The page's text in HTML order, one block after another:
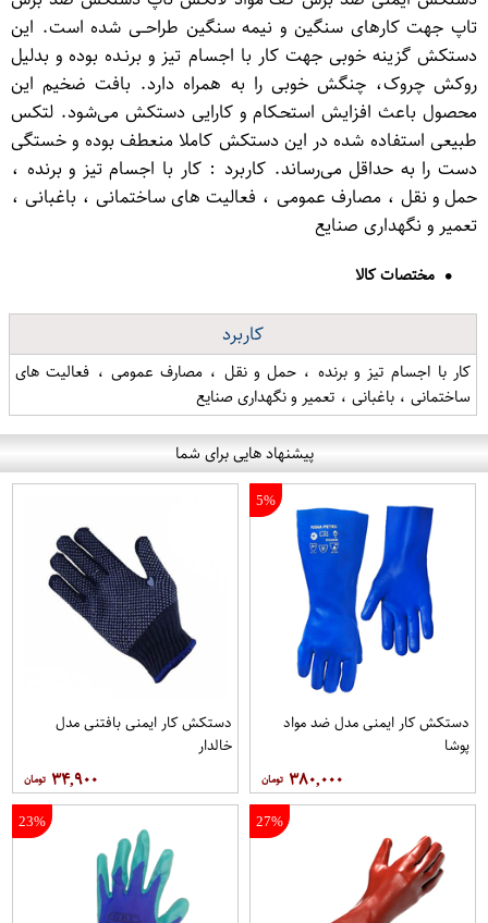
تاپ‌ جهت کارهای سنگین و نیمه سنگین طراحــی شده است. این
دستکش گزینه خوبی جهت کار با اجسام تیز و برنـده بوده و بدلیل
روکش چروک، چنگش خوبی را به همراه دارد. بافت ضخیم این
محصول باعث افزایش استحـکام و کارایی دستکش می‌شود. لتکس
طبیعی استفاده شده در این دستکش کاملا منعطف بوده و خستگی
دست را به حداقل می‌رساند. کاربرد : کار با اجسام تیز و برنده ،
حمل و نقل ، مصارف عمومی ، فعالیت های ساختمانی ، باغبانی ،
تعمیر و نگهداری صنایع
مختصات کالا
کاربرد
کار با اجسام تیز و برنده ، حمل و نقل ، مصارف عمومی ، فعالیت های
ساختمانی ، باغبانی ، تعمیر و نگهداری صنایع
پیشنهاد هایی برای شما
5%
دستکش کار ایمنی مدل ضد مواد
پوشا
۳۸۰,۰۰۰
دستکش کار ایمنی بافتنی مدل
خالدار
۳۴,۹۰۰
27%
23%